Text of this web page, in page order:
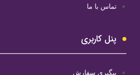
تماس با ما
پنل کاربری
پیگیری سفارش